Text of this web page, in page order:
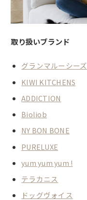
取り扱いブランド
グランマルーシーズ
KIWI KITCHENS
ADDICTION
Bioliob
NY BON BONE
PURELUXE
yum yum yum !
テラカニス
ドッグヴォイス